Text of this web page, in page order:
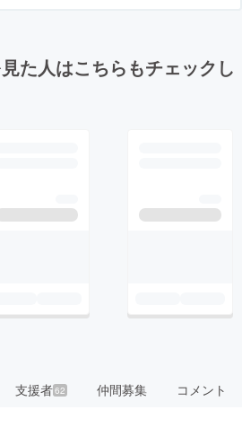
た人はこちらもチェックし
支援者62 仲間募集 コメント